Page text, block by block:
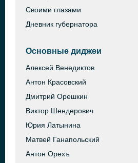
Своими глазами
Дневник губернатора
Основные диджеи
Алексей Венедиктов
Антон Красовский
Дмитрий Орешкин
Виктор Шендерович
Юрия Латынина
Матвей Ганапольский
Антон Орехъ